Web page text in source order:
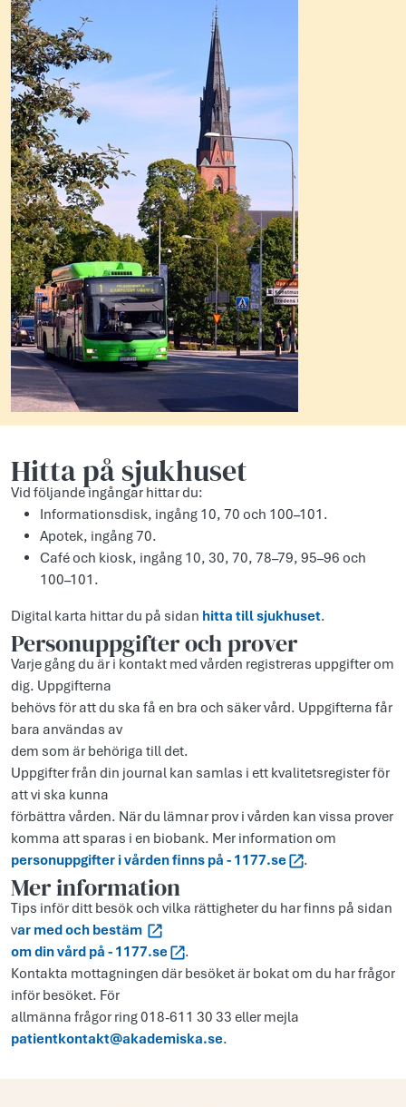
Hitta på sjukhuset
Vid följande ingångar hittar du:
Informationsdisk, ingång 10, 70 och 100–101.
Apotek, ingång 70.
Café och kiosk, ingång 10, 30, 70, 78–79, 95–96 och
100–101.
Digital karta hittar du på sidan hitta till sjukhuset.
Personuppgifter och prover
Varje gång du är i kontakt med vården registreras uppgifter om
dig. Uppgifterna
behövs för att du ska få en bra och säker vård. Uppgifterna får
bara användas av
dem som är behöriga till det.
Uppgifter från din journal kan samlas i ett kvalitetsregister för
att vi ska kunna
förbättra vården. När du lämnar prov i vården kan vissa prover
komma att sparas i en biobank. Mer information om
personuppgifter i vården finns på - 1177.se
.
Mer information
Tips inför ditt besök och vilka rättigheter du har finns på sidan
var med och bestäm
om din vård på - 1177.se
.
Kontakta mottagningen där besöket är bokat om du har frågor
inför besöket. För
allmänna frågor ring 018-611 30 33 eller mejla
patientkontakt@akademiska.se.